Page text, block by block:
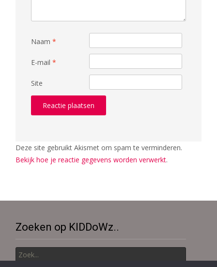
Naam *
E-mail *
Site
Deze site gebruikt Akismet om spam te verminderen.
Bekijk hoe je reactie gegevens worden verwerkt.
Zoeken op KIDDoWz..
naar: